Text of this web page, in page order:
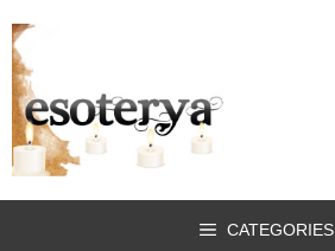
al
contenuto
CATEGORIES